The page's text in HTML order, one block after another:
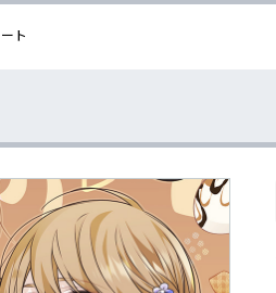
ト